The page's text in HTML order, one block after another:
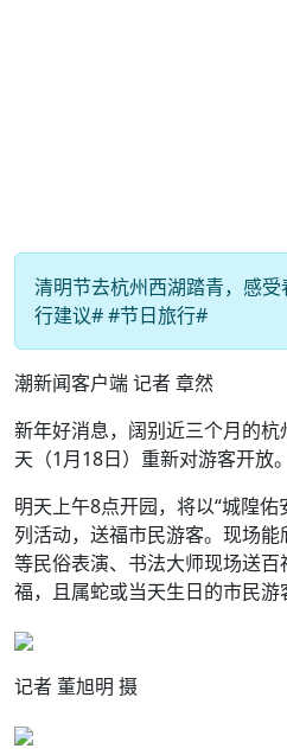
清明节去杭州西湖踏青，感
行建议# #节日旅行#
潮新闻客户端 记者 章然
新年好消息，阔别近三个月的
天（1月18日）重新对游客开放。
明天上午8点开园，将以“城隍佑
列活动，送福市民游客。现场
等民俗表演、书法大师现场送
福，且属蛇或当天生日的市民游
记者 董旭明 摄